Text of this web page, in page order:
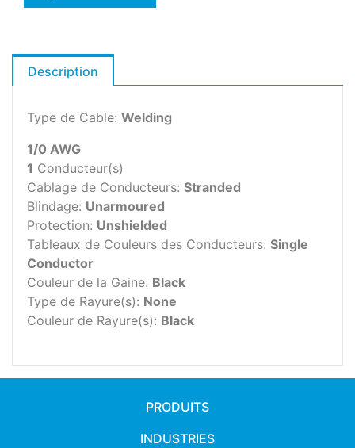
Description
Type de Cable: Welding
1/0 AWG
1 Conducteur(s)
Cablage de Conducteurs: Stranded
Blindage: Unarmoured
Protection: Unshielded
Tableaux de Couleurs des Conducteurs: Single
Conductor
Couleur de la Gaine: Black
Type de Rayure(s): None
Couleur de Rayure(s): Black
PRODUITS
INDUSTRIES